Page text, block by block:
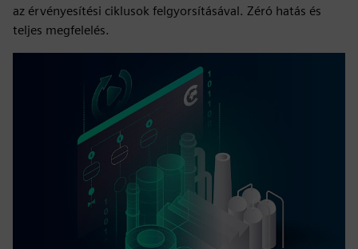
az érvényesítési ciklusok felgyorsításával. Zéró hatás és
teljes megfelelés.